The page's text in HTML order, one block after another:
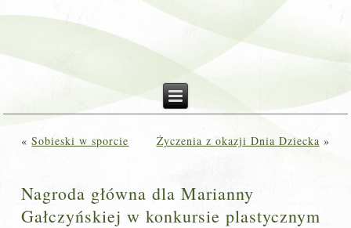
«Sobieski w sporcie Życzenia z okazji Dnia Dziecka »
Nagroda główna dla Marianny
Gałczyńskiej w konkursie plastycznym